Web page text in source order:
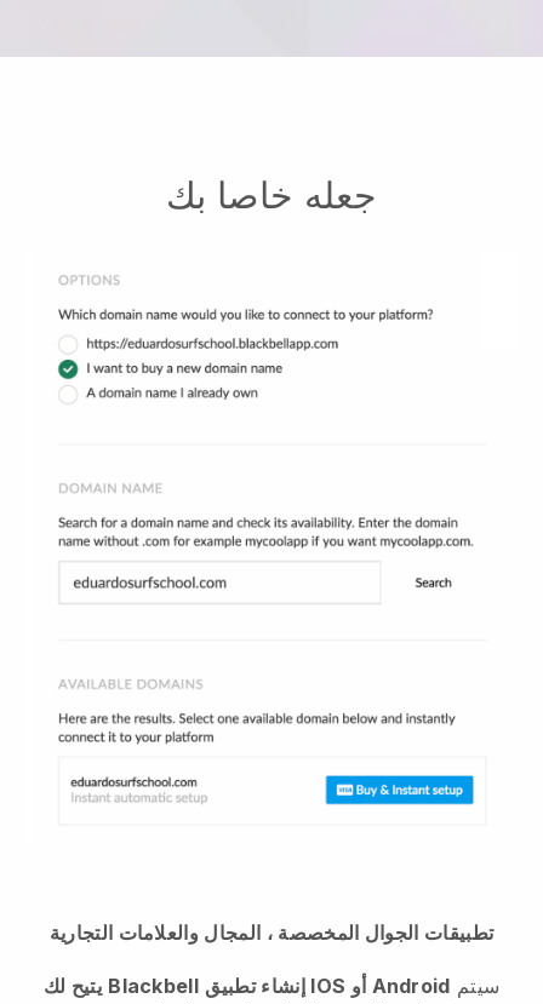
جعله خاصا بك
تطبيقات الجوال المخصصة ، المجال والعلامات التجارية
يتيح لك Blackbell إنشاء تطبيق IOS أو Android سيتم